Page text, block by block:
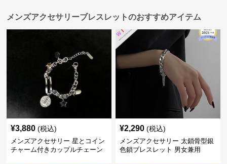
メンズアクセサリーブレスレットのおすすめアイテム
¥3,880 (税込)
メンズアクセサリー 星とコイン
チャーム付きカップルチェーン
¥2,290 (税込)
メンズアクセサリー 太鎖骨型銀
色鎖ブレスレット 男女兼用